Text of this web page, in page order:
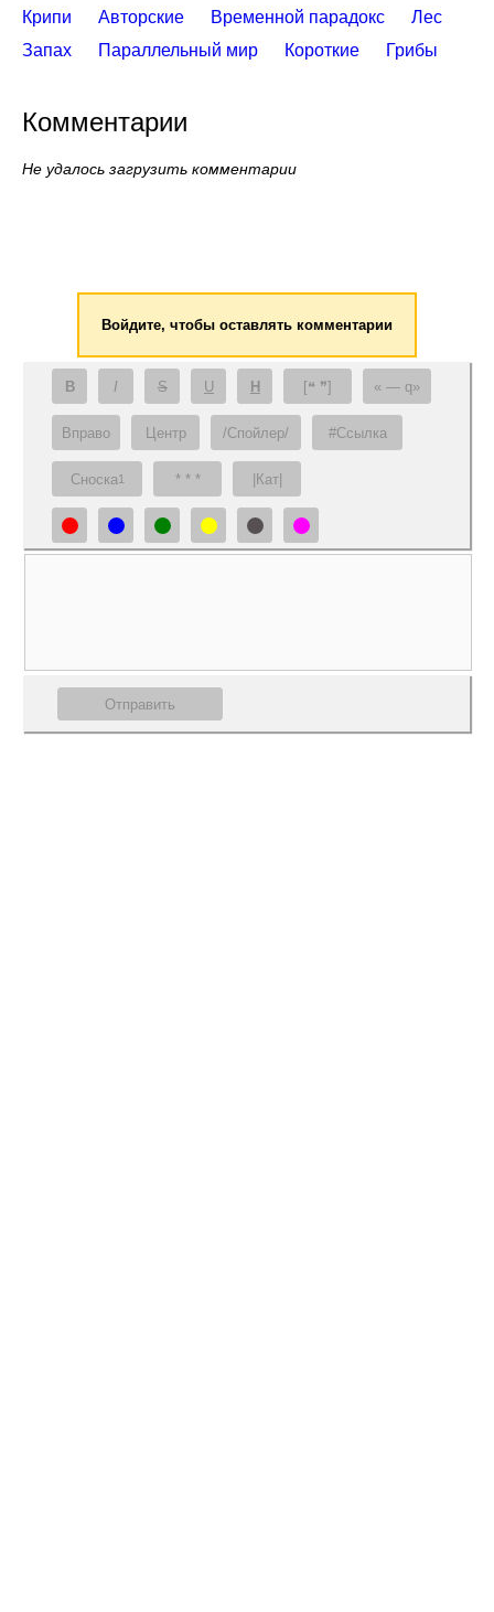
Крипи Авторские Временной парадокс
Лес
Запах
Параллельный мир Короткие Грибы
Комментарии
Не удалось загрузить комментарии
Войдите, чтобы оставлять комментарии
B I S U H [❝ ❞] — q
Вправо Центр /Спойлер/ #Ссылка
Сноска1 * * * |Кат|